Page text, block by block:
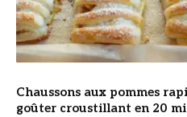
Chaussons aux pommes
goûter croustillant en 20